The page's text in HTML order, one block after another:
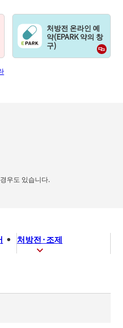
처방전 온라인 예
약(EPARK 약의 창
구)
우도 있습니다.
처방전·조제